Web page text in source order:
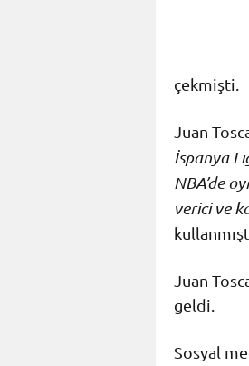
çekmişti.
Juan
İspanya
NBA’de
verici ve
Juan
geldi.
Sosyal